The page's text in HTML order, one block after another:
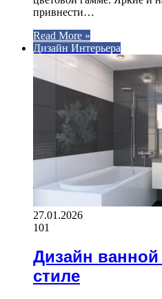
привнести…
Read More »
Дизайн Интерьера
27.01.2026
101
Дизайн
стиле